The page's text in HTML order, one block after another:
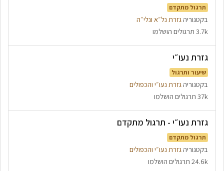
תרגול מתקדם
בקטגוריהגזרת נל״א ונלי״ה
3.7k תרגולים הושלמו
גזרת נעו״י
שיעור ותרגול
בקטגוריהגזרת נעו״י והכפולים
37k תרגולים הושלמו
גזרת נעו״י - תרגול מתקדם
תרגול מתקדם
בקטגוריהגזרת נעו״י והכפולים
24.6k תרגולים הושלמו